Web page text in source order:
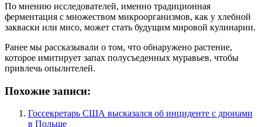
По мнению исследователей, именно традиционная
ферментация с множеством микроорганизмов, как у хлебной
закваски или мисо, может стать будущим мировой кулинарии.
Ранее мы рассказывали о том, что обнаружено растение,
которое имитирует запах полусъеденных муравьев, чтобы
привлечь опылителей.
Похожие записи:
Госсекретарь США высказался об инциденте с дронами
в Польше